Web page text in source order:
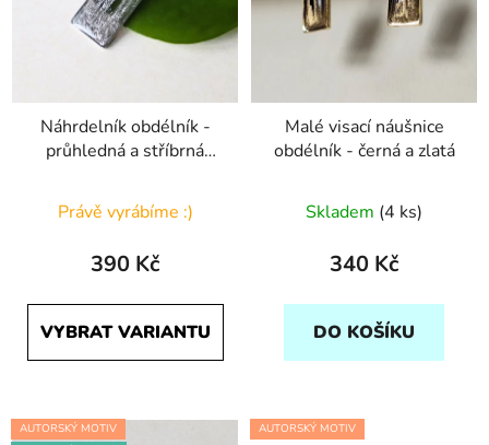
Náhrdelník obdélník -
průhledná a stříbrná
Právě vyrábíme :)
390 Kč
VYBRAT VARIANTU
Malé visací náušnice
obdélník - černá a zlatá
Skladem (4 ks)
340 Kč
DO KOŠÍKU
AUTORSKÝ MOTIV
AUTORSKÝ MOTIV